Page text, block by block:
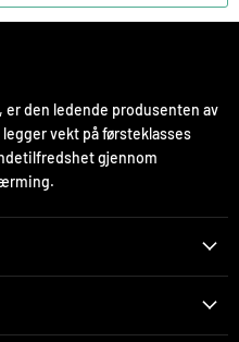
er den ledende produsenten av
vekt på førsteklasses
gjennom